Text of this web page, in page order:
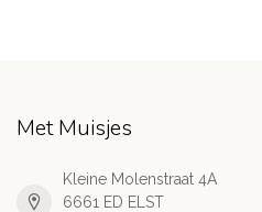
Met Muisjes
Kleine Molenstraat 4A
6661 ED ELST